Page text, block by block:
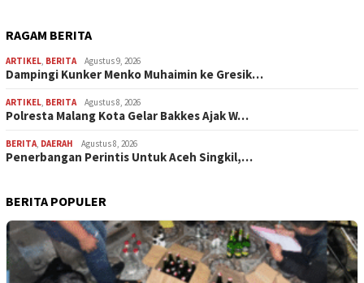
RAGAM BERITA
ARTIKEL, BERITA Agustus 9, 2026
Dampingi Kunker Menko Muhaimin ke Gresik…
ARTIKEL, BERITA Agustus 8, 2026
Polresta Malang Kota Gelar Bakkes Ajak W…
BERITA, DAERAH Agustus 8, 2026
Penerbangan Perintis Untuk Aceh Singkil,…
BERITA POPULER